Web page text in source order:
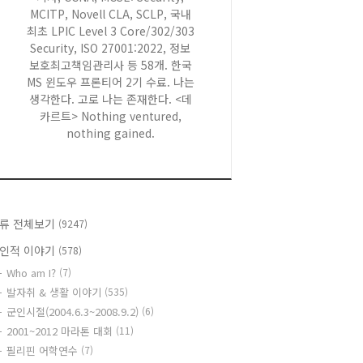
MCITP, Novell CLA, SCLP, 국내
최초 LPIC Level 3 Core/302/303
Security, ISO 27001:2022, 정보
보호최고책임관리사 등 58개. 한국
MS 윈도우 프론티어 2기 수료. 나는
생각한다. 고로 나는 존재한다. <데
카르트> Nothing ventured,
nothing gained.
전체보기 (9247)
적 이야기 (578)
Who am I? (7)
발자취 & 생활 이야기 (535)
군인시절(2004.6.3~2008.9.2) (6)
2001~2012 마라톤 대회 (11)
필리핀 어학연수 (7)